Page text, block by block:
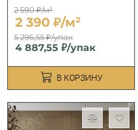
2 590 ₽/м²
2 390 ₽/м²
5 296,55 ₽/упак
4 887,55 ₽/упак
В КОРЗИНУ